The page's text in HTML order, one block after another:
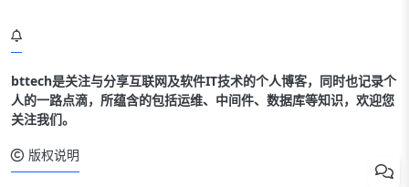
安装客户端工具
bttech是关注与分享互联网及软件IT技术的个人博客，同时也记录个
人的一路点滴，所蕴含的包括运维、中间件、数据库等知识，欢迎您
关注我们。
版权说明